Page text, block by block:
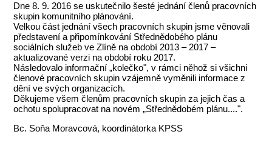
Dne 8. 9. 2016 se uskutečnilo šesté jednání členů pracovních
skupin komunitního plánování.
Velkou část jednání všech pracovních skupin jsme věnovali
představení a připomínkování Střednědobého plánu
sociálních služeb ve Zlíně na období 2013 – 2017 –
aktualizované verzi na období roku 2017.
Následovalo informační „kolečko", v rámci něhož si všichni
členové pracovních skupin vzájemně vyměnili informace z
dění ve svých organizacích.
Děkujeme všem členům pracovních skupin za jejich čas a
ochotu spolupracovat na novém „Střednědobém plánu....".
Bc. Soňa Moravcová, koordinátorka KPSS